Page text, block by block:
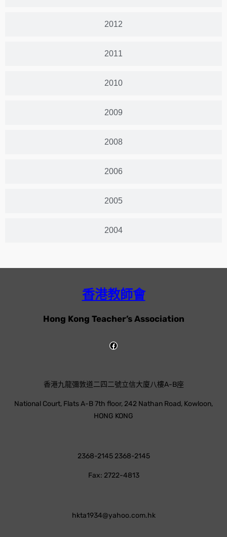
2012
2011
2010
2009
2008
2006
2005
2004
香港教師會
Hong Kong Teacher’s Association
香港九龍彌敦道二四二號立信大廈八樓A-B座
National Court, Flats A-B 7th floor, 242 Nathan Road, Kowloon,
HONG KONG
2368-2145 2368-2145
Fax: 2722-4813
hkta1934@yahoo.com.hk